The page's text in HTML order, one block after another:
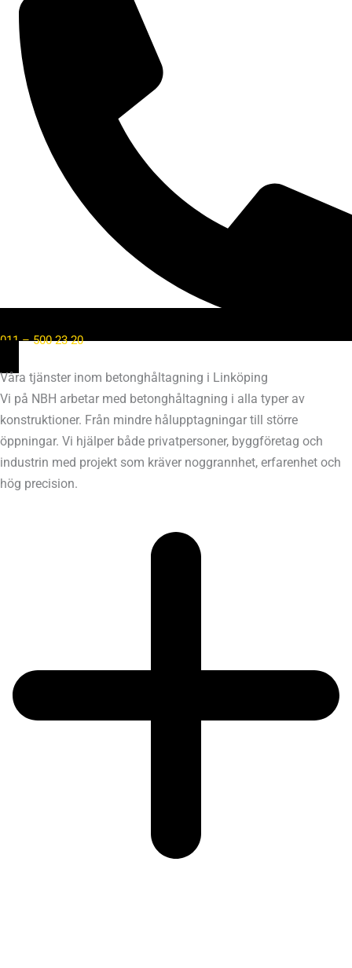
011 – 500 23 20
Våra tjänster inom betonghåltagning i Linköping
Vi på NBH arbetar med betonghåltagning i alla typer av
konstruktioner. Från mindre hålupptagningar till större
öppningar. Vi hjälper både privatpersoner, byggföretag och
industrin med projekt som kräver noggrannhet, erfarenhet och
hög precision.